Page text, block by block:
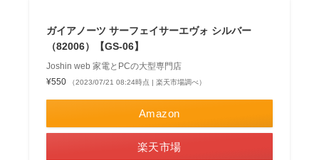
ガイアノーツ サーフェイサーエヴォ シルバー
（82006）【GS-06】
Joshin web 家電とPCの大型専門店
¥550
（2023/07/21 08:24時点 | 楽天市場調べ）
Amazon
楽天市場